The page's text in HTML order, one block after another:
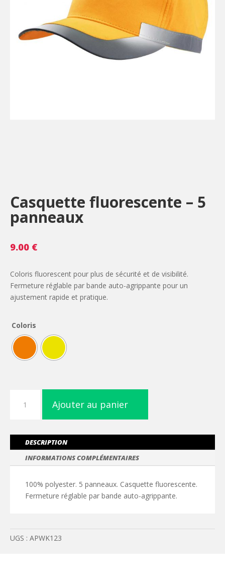
Casquette fluorescente – 5
panneaux
9.00 €
Coloris fluorescent pour plus de sécurité et de visibilité.
Fermeture réglable par bande auto-agrippante pour un
ajustement rapide et pratique.
Coloris
Casquette
5
panneaux
Ajouter au panier
DESCRIPTION
INFORMATIONS COMPLÉMENTAIRES
100% polyester. 5 panneaux. Casquette fluorescente.
Fermeture réglable par bande auto-agrippante.
UGS : APWK123